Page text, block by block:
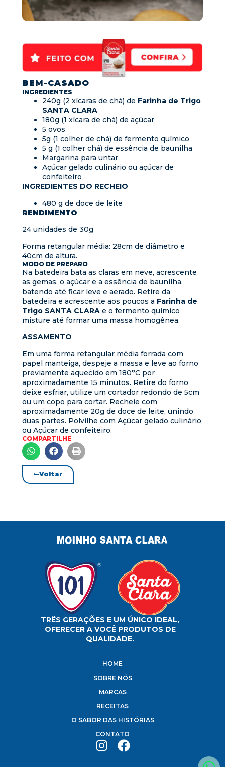
BEM-CASADO
INGREDIENTES
240g (2 xícaras de chá) de Farinha de Trigo
SANTA CLARA
180g (1 xícara de chá) de açúcar
5 ovos
5g (1 colher de chá) de fermento químico
5 g (1 colher chá) de essência de baunilha
Margarina para untar
Açúcar gelado culinário ou açúcar de
confeiteiro
INGREDIENTES DO RECHEIO
480 g de doce de leite
RENDIMENTO
24 unidades de 30g
Forma retangular média: 28cm de diâmetro e
40cm de altura.
MODO DE PREPARO
Na batedeira bata as claras em neve, acrescente
as gemas, o açúcar e a essência de baunilha,
batendo até ficar leve e aerado. Retire da
batedeira e acrescente aos poucos a Farinha de
Trigo SANTA CLARA e o fermento químico
misture até formar uma massa homogênea.
ASSAMENTO
Em uma forma retangular média forrada com
papel manteiga, despeje a massa e leve ao forno
previamente aquecido em 180°C por
aproximadamente 15 minutos. Retire do forno
deixe esfriar, utilize um cortador redondo de 5cm
ou um copo para cortar. Recheie com
aproximadamente 20g de doce de leite, unindo
duas partes. Polvilhe com Açúcar gelado culinário
ou Açúcar de confeiteiro.
COMPARTILHE
Voltar
TRÊS GERAÇÕES E UM ÚNICO IDEAL,
OFERECER A VOCÊ PRODUTOS DE
QUALIDADE.
HOME
SOBRE NÓS
MARCAS
RECEITAS
O SABOR DAS HISTÓRIAS
CONTATO